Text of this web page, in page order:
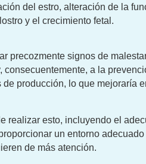
del estro, alteración de la
y el crecimiento fetal.
precozmente signos de
consecuentemente, a la
producción, lo que mejoraría
realizar esto, incluyendo el
un entorno
de más atención.